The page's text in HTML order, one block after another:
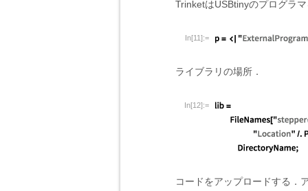
TrinketはUSBtinyのプログラ
In[11]:=
ライブラリの場所．
In[12]:=
コードをアップロードする．